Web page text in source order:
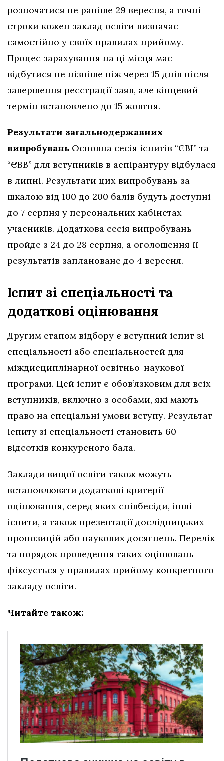
розпочатися не раніше 29 вересня, а точні
строки кожен заклад освіти визначає
самостійно у своїх правилах прийому.
Процес зарахування на ці місця має
відбутися не пізніше ніж через 15 днів після
завершення реєстрації заяв, але кінцевий
термін встановлено до 15 жовтня.
Результати загальнодержавних
випробувань Основна сесія іспитів “ЄВІ” та
“ЄВВ” для вступників в аспірантуру відбулася
в липні. Результати цих випробувань за
шкалою від 100 до 200 балів будуть доступні
до 7 серпня у персональних кабінетах
учасників. Додаткова сесія випробувань
пройде з 24 до 28 серпня, а оголошення її
результатів заплановане до 4 вересня.
Іспит зі спеціальності та
додаткові оцінювання
Другим етапом відбору є вступний іспит зі
спеціальності або спеціальностей для
міждисциплінарної освітньо-наукової
програми. Цей іспит є обов’язковим для всіх
вступників, включно з особами, які мають
право на спеціальні умови вступу. Результат
іспиту зі спеціальності становить 60
відсотків конкурсного бала.
Заклади вищої освіти також можуть
встановлювати додаткові критерії
оцінювання, серед яких співбесіди, інші
іспити, а також презентації дослідницьких
пропозицій або наукових досягнень. Перелік
та порядок проведення таких оцінювань
фіксується у правилах прийому конкретного
закладу освіти.
Читайте також: